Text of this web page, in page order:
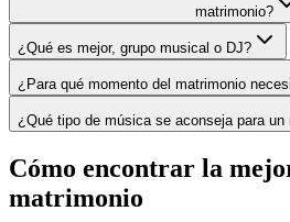
matrimonio?
¿Qué es mejor, grupo musical o DJ?
¿Para qué momento del matrimonio
¿Qué tipo de música se aconseja para un
Cómo encontrar la
matrimonio